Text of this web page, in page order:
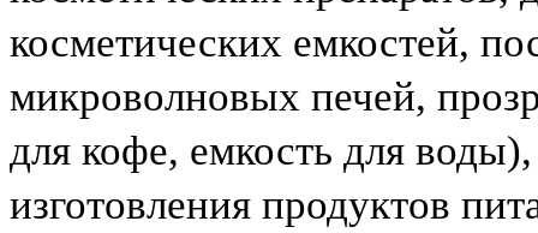
косметических емкостей,
микроволновых печей,
для кофе, емкость для
изготовления продуктов